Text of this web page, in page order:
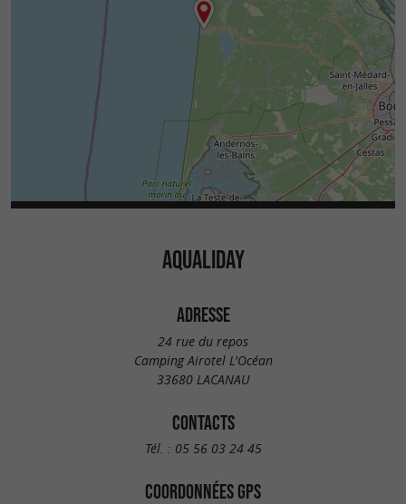
AQUALIDAY
ADRESSE
24 rue du repos
Camping Airotel L'Océan
33680 LACANAU
CONTACTS
Tél. : 05 56 03 24 45
COORDONNÉES GPS